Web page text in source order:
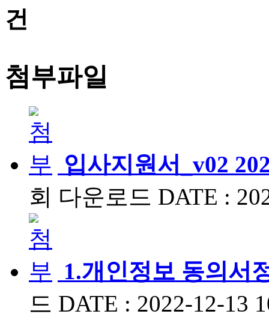
건
첨부파일
입사지원서_v02
회 다운로드 DATE :
1.개인정보 동의서
드 DATE : 2022-12-13